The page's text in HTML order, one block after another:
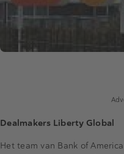
Dealmakers Liberty Global
Het team van Bank of